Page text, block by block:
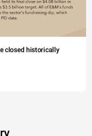
closed historically